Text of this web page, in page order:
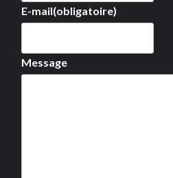
E-mail(obligatoire)
Message